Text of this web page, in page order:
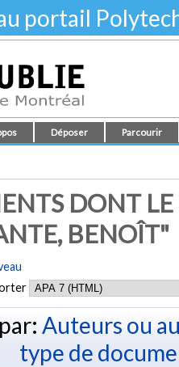
portail
Déposer Parcourir
DONT
BENOÎT"
Auteurs ou
type de